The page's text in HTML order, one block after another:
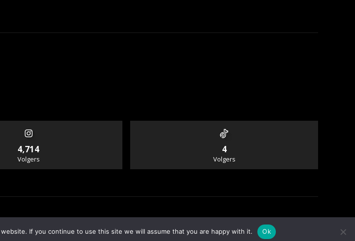
4,714
Volgers
4
Volgers
Info & Contact
If you continue to use this site we will assume that you are happy with it. Ok